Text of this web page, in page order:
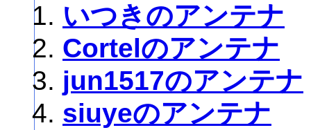
いつきのアンテナ
Cortelのアンテナ
jun1517のアンテナ
siuyeのアンテナ